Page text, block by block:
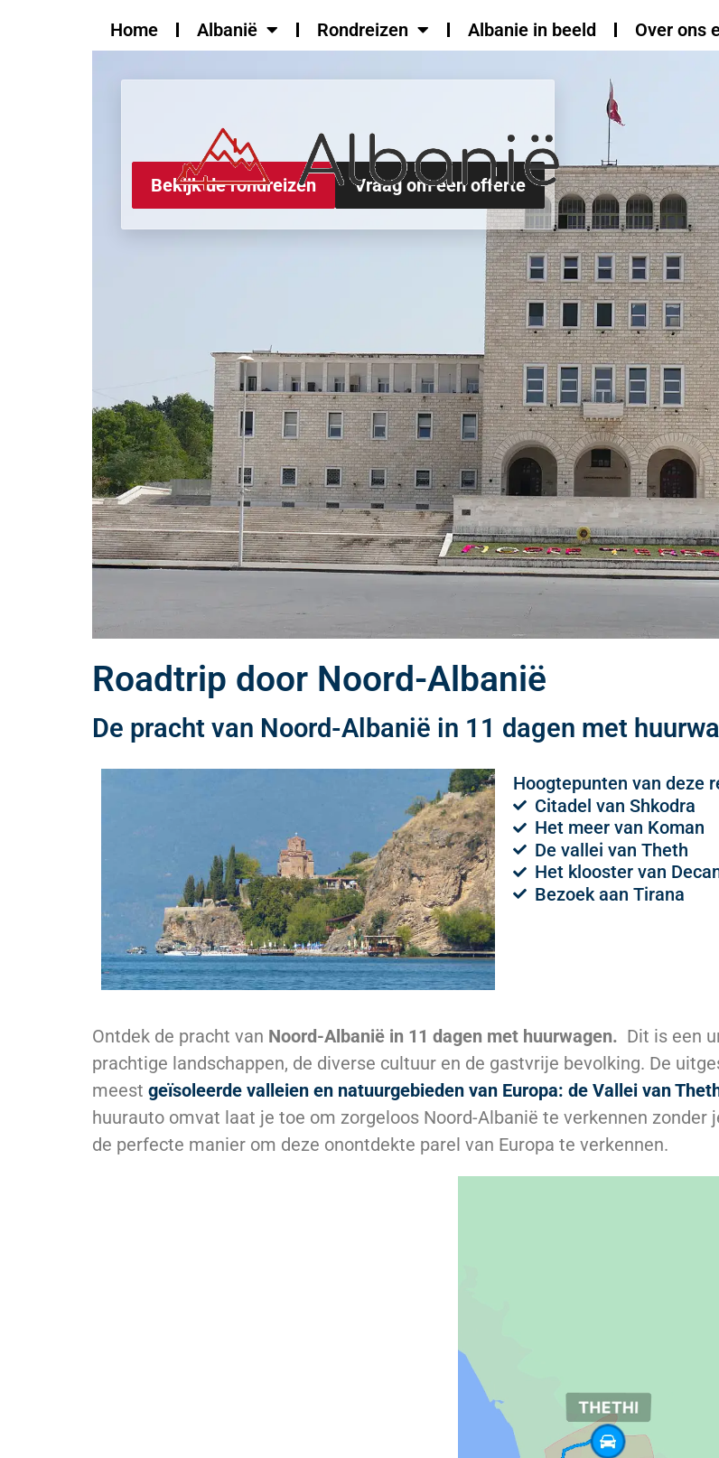
Home Albanië Rondreizen Albanie in beeld Over ons
Bekijk de rondreizen Vraag om een offerte
Roadtrip door Noord-Albanië
De pracht van Noord-Albanië in 11 dagen met
Hoogtepunten van deze
Citadel van Shkodra
Het meer van Koman
De vallei van Theth
Het klooster van
Bezoek aan Tirana
Ontdek de pracht van Noord-Albanië in 11 dagen met huurwagen. Dit is een
prachtige landschappen, de diverse cultuur en de gastvrije bevolking. De
meest geïsoleerde valleien en natuurgebieden van Europa: de Vallei van
huurauto omvat laat je toe om zorgeloos Noord-Albanië te verkennen
de perfecte manier om deze onontdekte parel van Europa te verkennen.